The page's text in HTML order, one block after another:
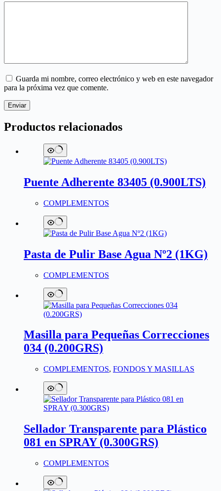
Guarda mi nombre, correo electrónico y web en este navegador
para la próxima vez que comente.
Enviar
Productos relacionados
Puente Adherente 83405 (0.900LTS)
COMPLEMENTOS
Pasta de Pulir Base Agua Nº2 (1KG)
COMPLEMENTOS
Masilla para Pequeñas Correcciones
034 (0.200GRS)
COMPLEMENTOS, FONDOS Y MASILLAS
Sellador Transparente para Plástico
081 en SPRAY (0.300GRS)
COMPLEMENTOS